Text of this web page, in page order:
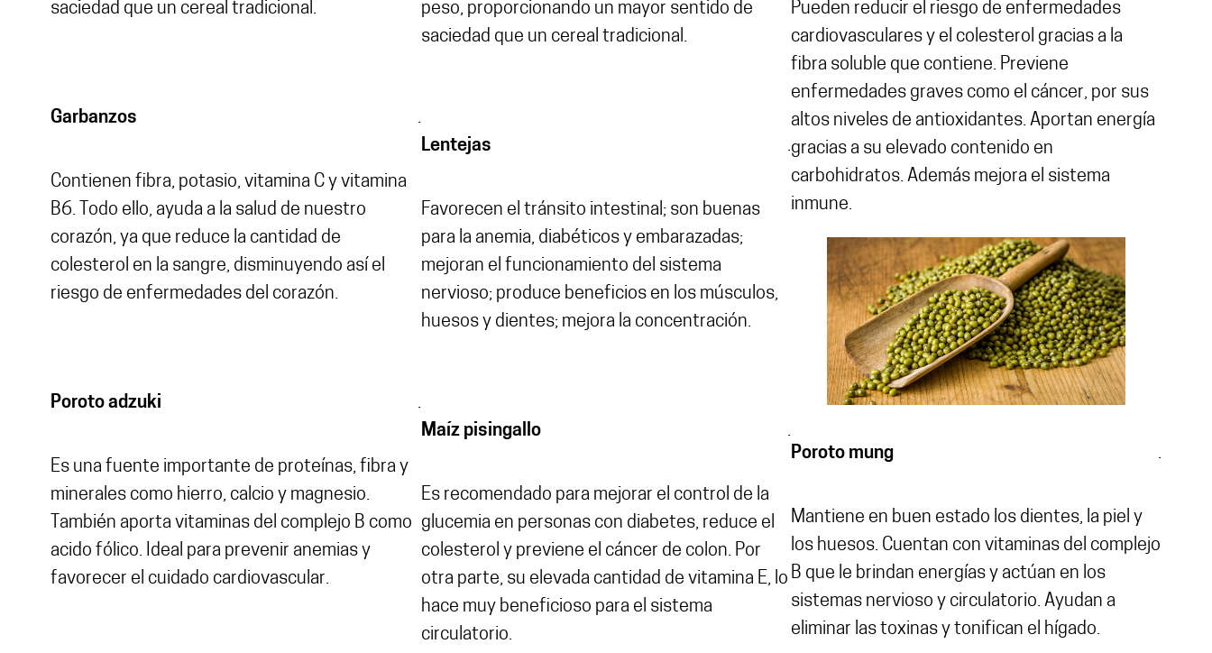
saciedad que un cereal tradicional.
Garbanzos .
Contienen fibra, potasio, vitamina C y vitamina
B6. Todo ello, ayuda a la salud de nuestro
corazón, ya que reduce la cantidad de
colesterol en la sangre, disminuyendo así el
riesgo de enfermedades del corazón.
Poroto adzuki .
Es una fuente importante de proteínas, fibra y
minerales como hierro, calcio y magnesio.
También aporta vitaminas del complejo B como
acido fólico. Ideal para prevenir anemias y
favorecer el cuidado cardiovascular.
peso, proporcionando un mayor sentido de
saciedad que un cereal tradicional.
Lentejas .
Favorecen el tránsito intestinal; son buenas
para la anemia, diabéticos y embarazadas;
mejoran el funcionamiento del sistema
nervioso; produce beneficios en los músculos,
huesos y dientes; mejora la concentración.
Maíz pisingallo .
Es recomendado para mejorar el control de la
glucemia en personas con diabetes, reduce el
colesterol y previene el cáncer de colon. Por
otra parte, su elevada cantidad de vitamina E, lo
hace muy beneficioso para el sistema
circulatorio.
Pueden reducir el riesgo de enfermedades
cardiovasculares y el colesterol gracias a la
fibra soluble que contiene. Previene
enfermedades graves como el cáncer, por sus
altos niveles de antioxidantes. Aportan energía
gracias a su elevado contenido en
carbohidratos. Además mejora el sistema
inmune.
Poroto mung .
Mantiene en buen estado los dientes, la piel y
los huesos. Cuentan con vitaminas del complejo
B que le brindan energías y actúan en los
sistemas nervioso y circulatorio. Ayudan a
eliminar las toxinas y tonifican el hígado.